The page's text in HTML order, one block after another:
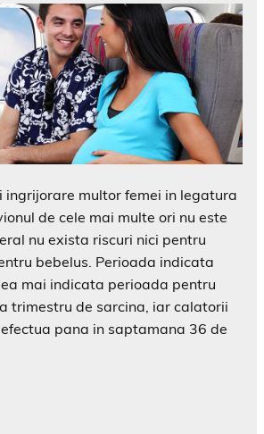
multor femei in legatura
de cele mai multe ori nu este
nu exista riscuri nici pentru
bebelus. Perioada indicata
mai indicata perioada pentru
trimestru de sarcina, iar calatorii
pana in saptamana 36 de